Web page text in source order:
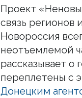
Проект
связь регионов
Новороссия
неотъемлемой
рассказывает о
переплетены с
Донецким